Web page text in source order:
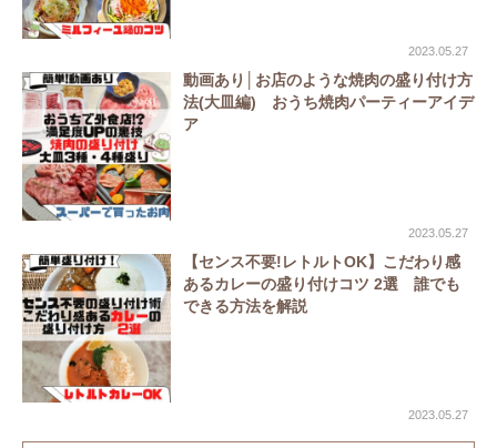
2023.05.27
動画あり│お店のような焼肉の盛り付け方
法(大皿編) おうち焼肉パーティーアイデ
ア
2023.05.27
【センス不要!レトルトOK】こだわり感
あるカレーの盛り付けコツ 2選 誰でも
できる方法を解説
2023.05.27